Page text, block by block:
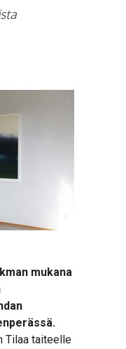
mukana
Tilaa taiteelle